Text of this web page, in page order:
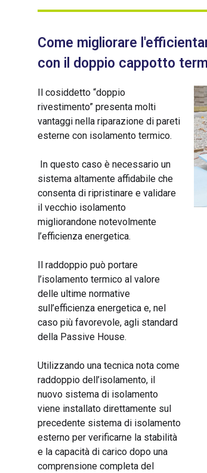
Come migliorare
con il doppio cappotto
Il cosiddetto “doppio
rivestimento” presenta molti
vantaggi nella riparazione di pareti
esterne con isolamento termico.
In questo caso è necessario un
sistema altamente affidabile che
consenta di ripristinare e validare
il vecchio isolamento
migliorandone notevolmente
l’efficienza energetica.
Il raddoppio può portare
l’isolamento termico al valore
delle ultime normative
sull’efficienza energetica e, nel
caso più favorevole, agli standard
della Passive House.
Utilizzando una tecnica nota come
raddoppio dell’isolamento, il
nuovo sistema di isolamento
viene installato direttamente sul
precedente sistema di isolamento
esterno per verificarne la stabilità
e la capacità di carico dopo una
comprensione completa del